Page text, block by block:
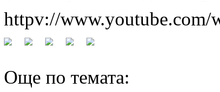
httpv://www.youtube.com/
Още по темата: